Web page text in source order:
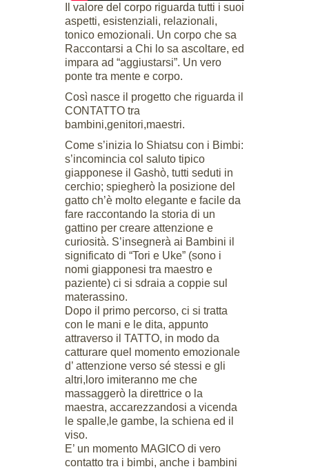
Il valore del corpo riguarda tutti i suoi
aspetti, esistenziali, relazionali,
tonico emozionali. Un corpo che sa
Raccontarsi a Chi lo sa ascoltare, ed
impara ad “aggiustarsi”. Un vero
ponte tra mente e corpo.
Così nasce il progetto che riguarda il
CONTATTO tra
bambini,genitori,maestri.
Come s’inizia lo Shiatsu con i Bimbi:
s’incomincia col saluto tipico
giapponese il Gashò, tutti seduti in
cerchio; spiegherò la posizione del
gatto ch’è molto elegante e facile da
fare raccontando la storia di un
gattino per creare attenzione e
curiosità. S’insegnerà ai Bambini il
significato di “Tori e Uke” (sono i
nomi giapponesi tra maestro e
paziente) ci si sdraia a coppie sul
materassino.
Dopo il primo percorso, ci si tratta
con le mani e le dita, appunto
attraverso il TATTO, in modo da
catturare quel momento emozionale
d’ attenzione verso sé stessi e gli
altri,loro imiteranno me che
massaggerò la direttrice o la
maestra, accarezzandosi a vicenda
le spalle,le gambe, la schiena ed il
viso.
E’ un momento MAGICO di vero
contatto tra i bimbi, anche i bambini